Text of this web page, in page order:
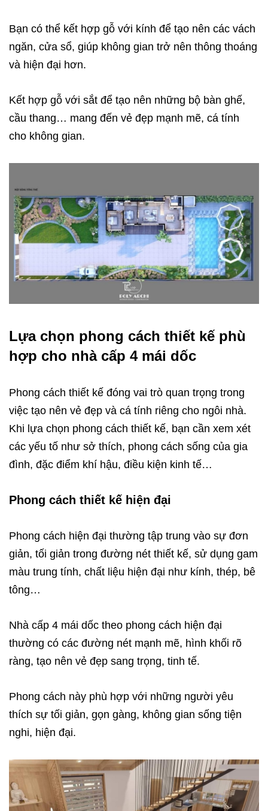
Bạn có thể kết hợp gỗ với kính để tạo nên các vách
ngăn, cửa sổ, giúp không gian trở nên thông thoáng
và hiện đại hơn.
Kết hợp gỗ với sắt để tạo nên những bộ bàn ghế,
cầu thang… mang đến vẻ đẹp mạnh mẽ, cá tính
cho không gian.
Lựa chọn phong cách thiết kế phù
hợp cho nhà cấp 4 mái dốc
Phong cách thiết kế đóng vai trò quan trọng trong
việc tạo nên vẻ đẹp và cá tính riêng cho ngôi nhà.
Khi lựa chọn phong cách thiết kế, bạn cần xem xét
các yếu tố như sở thích, phong cách sống của gia
đình, đặc điểm khí hậu, điều kiện kinh tế…
Phong cách thiết kế hiện đại
Phong cách hiện đại thường tập trung vào sự đơn
giản, tối giản trong đường nét thiết kế, sử dụng gam
màu trung tính, chất liệu hiện đại như kính, thép, bê
tông…
Nhà cấp 4 mái dốc theo phong cách hiện đại
thường có các đường nét mạnh mẽ, hình khối rõ
ràng, tạo nên vẻ đẹp sang trọng, tinh tế.
Phong cách này phù hợp với những người yêu
thích sự tối giản, gọn gàng, không gian sống tiện
nghi, hiện đại.